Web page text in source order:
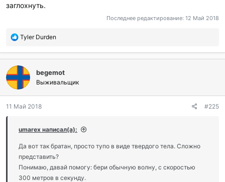
заглохнуть.
Последнее редактирование: 12 Май 2018
П
б
л
г
о
а
и
и
:
Tyler Durden
begemot
Выживальщик
11 Май 2018 #225
umarex написал(а):
Да вот так братан, просто тупо в виде твердого тела. Сложно
представить?
Понимаю, давай помогу: бери обычную волну, с скоростью
300 метров в секунду.